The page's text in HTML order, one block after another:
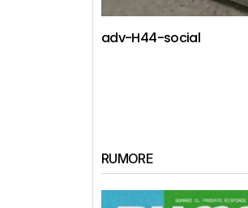
adv-H44-social
RUMORE